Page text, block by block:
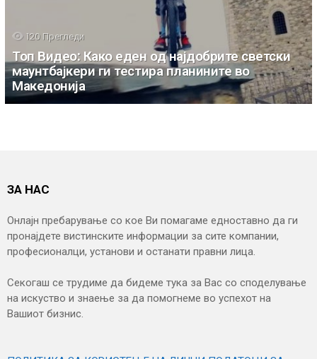
120 Прегледи
Топ Видео: Како еден од најдобрите светски
маунтбајкери ги тестира планините во
Македонија
ЗА НАС
Онлајн пребарување со кое Ви помагаме едноставно да ги
пронајдете вистинските информации за сите компании,
професионалци, установи и останати правни лица.
Секогаш се трудиме да бидеме тука за Вас со споделување
на искуство и знаење за да помогнеме во успехот на
Вашиот бизнис.